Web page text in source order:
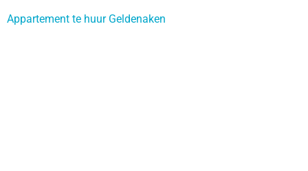
Appartement te huur Geldenaken